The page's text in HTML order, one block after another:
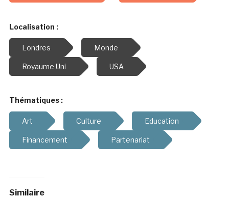
Localisation :
Londres Monde
Royaume Uni USA
Thématiques :
Art Culture Education
Financement Partenariat
Similaire